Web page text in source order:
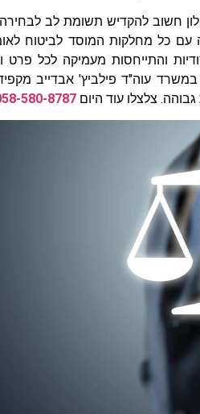
חשוב להקדיש תשומת לב
עם כל מחלקות המוסד לביטוח
והתייחסות מעמיקה לכל פרט
במשרד עוה"ד פילביץ' אבדייב
צלצלו עוד היום 580-8787